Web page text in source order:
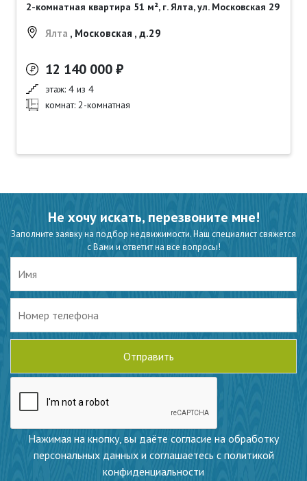
2-комнатная квартира 51 м², г. Ялта, ул. Московская 29
Ялта , Московская , д.29
12 140 000 ₽
этаж: 4 из 4
комнат: 2-комнатная
Не хочу искать, перезвоните мне!
Заполните заявку на подбор недвижимости. Наш специалист свяжется
с Вами и ответит на все вопросы!
Нажимая на кнопку, вы даёте согласие на обработку
персональных данных и соглашаетесь с политикой
конфиденциальности